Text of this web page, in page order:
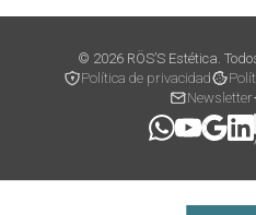
© 2026 RÖS’S Estética.
Política de privacidad
Newsletter